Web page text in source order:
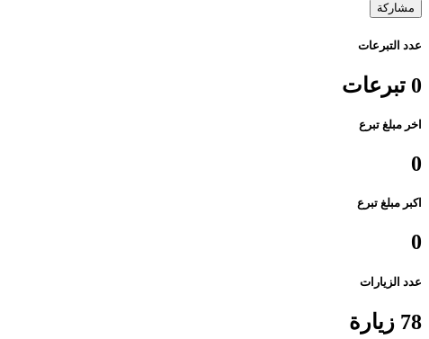
مشاركة
عدد التبرعات
0 تبرعات
اخر مبلغ تبرع
0
اكبر مبلغ تبرع
0
عدد الزيارات
78 زيارة